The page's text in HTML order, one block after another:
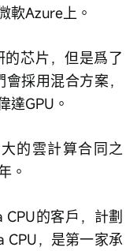
軟Azure上。
芯片，但是爲了
採用混合方案，
達GPU。
的雲計算合同之
。
CPU的客戶，計劃
CPU，是第一家承